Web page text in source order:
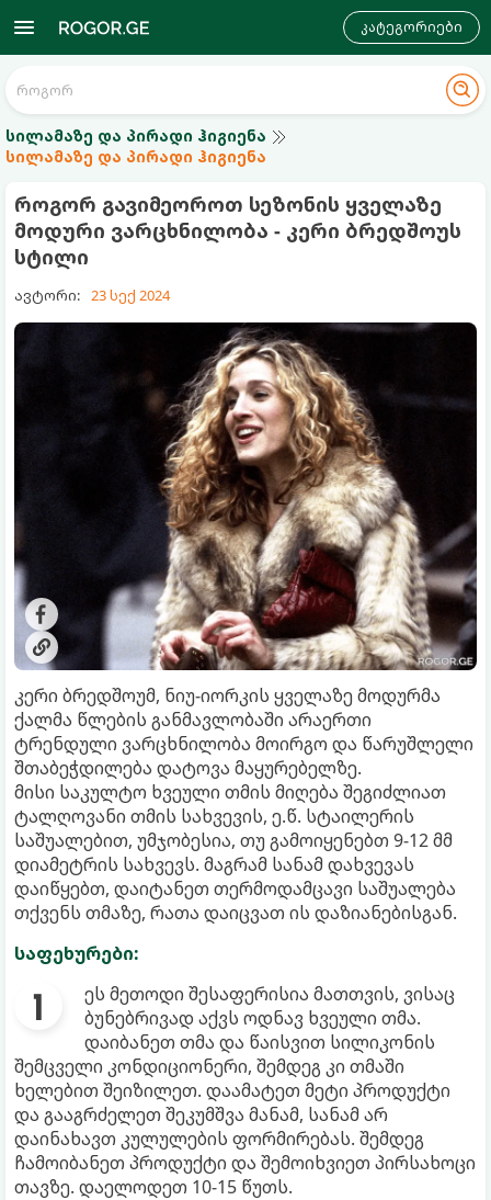
კატეგორიები
სილამაზე და პირადი ჰიგიენა
სილამაზე და პირადი ჰიგიენა
როგორ გავიმეოროთ სეზონის ყველაზე
მოდური ვარცხნილობა - კერი ბრედშოუს
სტილი
ავტორი: 23 სექ 2024
კერი ბრედშოუმ, ნიუ-იორკის ყველაზე მოდურმა
ქალმა წლების განმავლობაში არაერთი
ტრენდული ვარცხნილობა მოირგო და წარუშლელი
შთაბეჭდილება დატოვა მაყურებელზე.
მისი საკულტო ხვეული თმის მიღება შეგიძლიათ
ტალღოვანი თმის სახვევის, ე.წ. სტაილერის
საშუალებით, უმჯობესია, თუ გამოიყენებთ 9-12 მმ
დიამეტრის სახვევს. მაგრამ სანამ დახვევას
დაიწყებთ, დაიტანეთ თერმოდამცავი საშუალება
თქვენს თმაზე, რათა დაიცვათ ის დაზიანებისგან.
საფეხურები:
ეს მეთოდი შესაფერისია მათთვის, ვისაც
ბუნებრივად აქვს ოდნავ ხვეული თმა.
დაიბანეთ თმა და წაისვით სილიკონის
შემცველი კონდიციონერი, შემდეგ კი თმაში
ხელებით შეიზილეთ. დაამატეთ მეტი პროდუქტი
და გააგრძელეთ შეკუმშვა მანამ, სანამ არ
დაინახავთ კულულების ფორმირებას. შემდეგ
ჩამოიბანეთ პროდუქტი და შემოიხვიეთ პირსახოცი
თავზე. დაელოდეთ 10-15 წუთს.